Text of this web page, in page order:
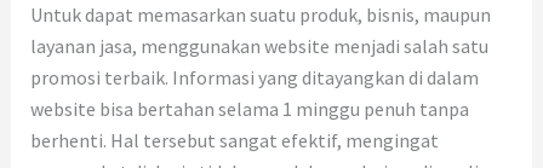
Untuk dapat memasarkan suatu produk, bisnis, maupun
layanan jasa, menggunakan website menjadi salah satu
promosi terbaik. Informasi yang ditayangkan di dalam
website bisa bertahan selama 1 minggu penuh tanpa
berhenti. Hal tersebut sangat efektif, mengingat